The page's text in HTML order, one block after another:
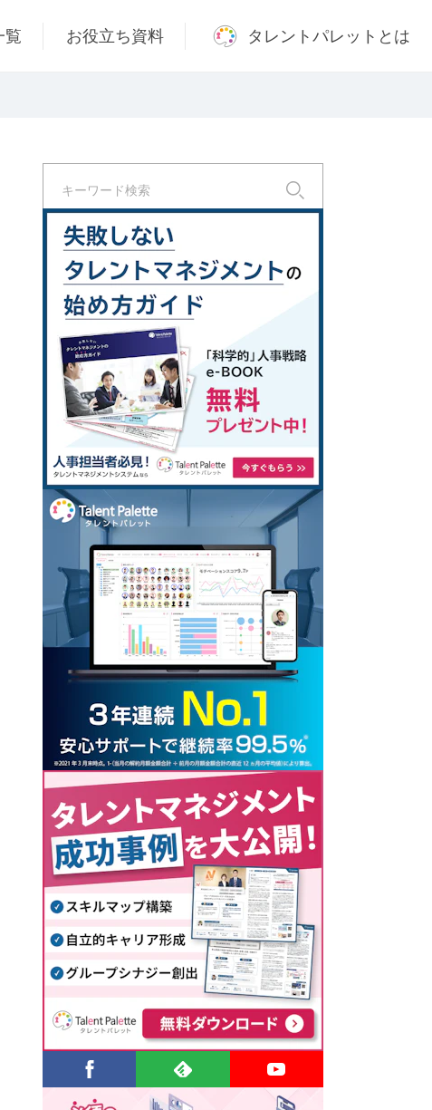
覧 お役立ち資料 タレントパレットとは